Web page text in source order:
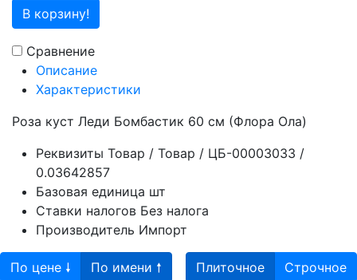
В корзину!
Сравнение
Описание
Характеристики
Роза куст Леди Бомбастик 60 см (Флора Ола)
Реквизиты Товар / Товар / ЦБ-00003033 /
0.03642857
Базовая единица шт
Ставки налогов Без налога
Производитель Импорт
По цене 🠗 По имени 🠕 Плиточное Строчное